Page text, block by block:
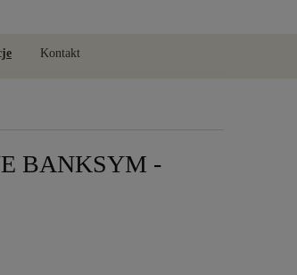
Kontakt
BANKSYM -